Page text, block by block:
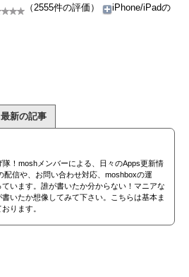
（2555件の評価）
iPhone/iPadの
最新の記事
隊！moshメンバーによる、日々のApps更新情
配信や、お問い合わせ対応、moshboxの運
います。誰が書いたか分からない！マニアな
いたか想像してみて下さい。こちらは基本ま
ります。